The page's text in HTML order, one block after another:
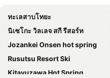
Niseko Youraku Hotel
Hirafu Midtown
Chatrium Niseko Japan
Stay Living Niseko
Lodge Cowbell
ทะเลสาบโทยะ
นิเซโกะ วิลเลจ สกี รีสอร์ท
Jozankei Onsen hot spring
Rusutsu Resort Ski
Kitayuzawa Hot Spring